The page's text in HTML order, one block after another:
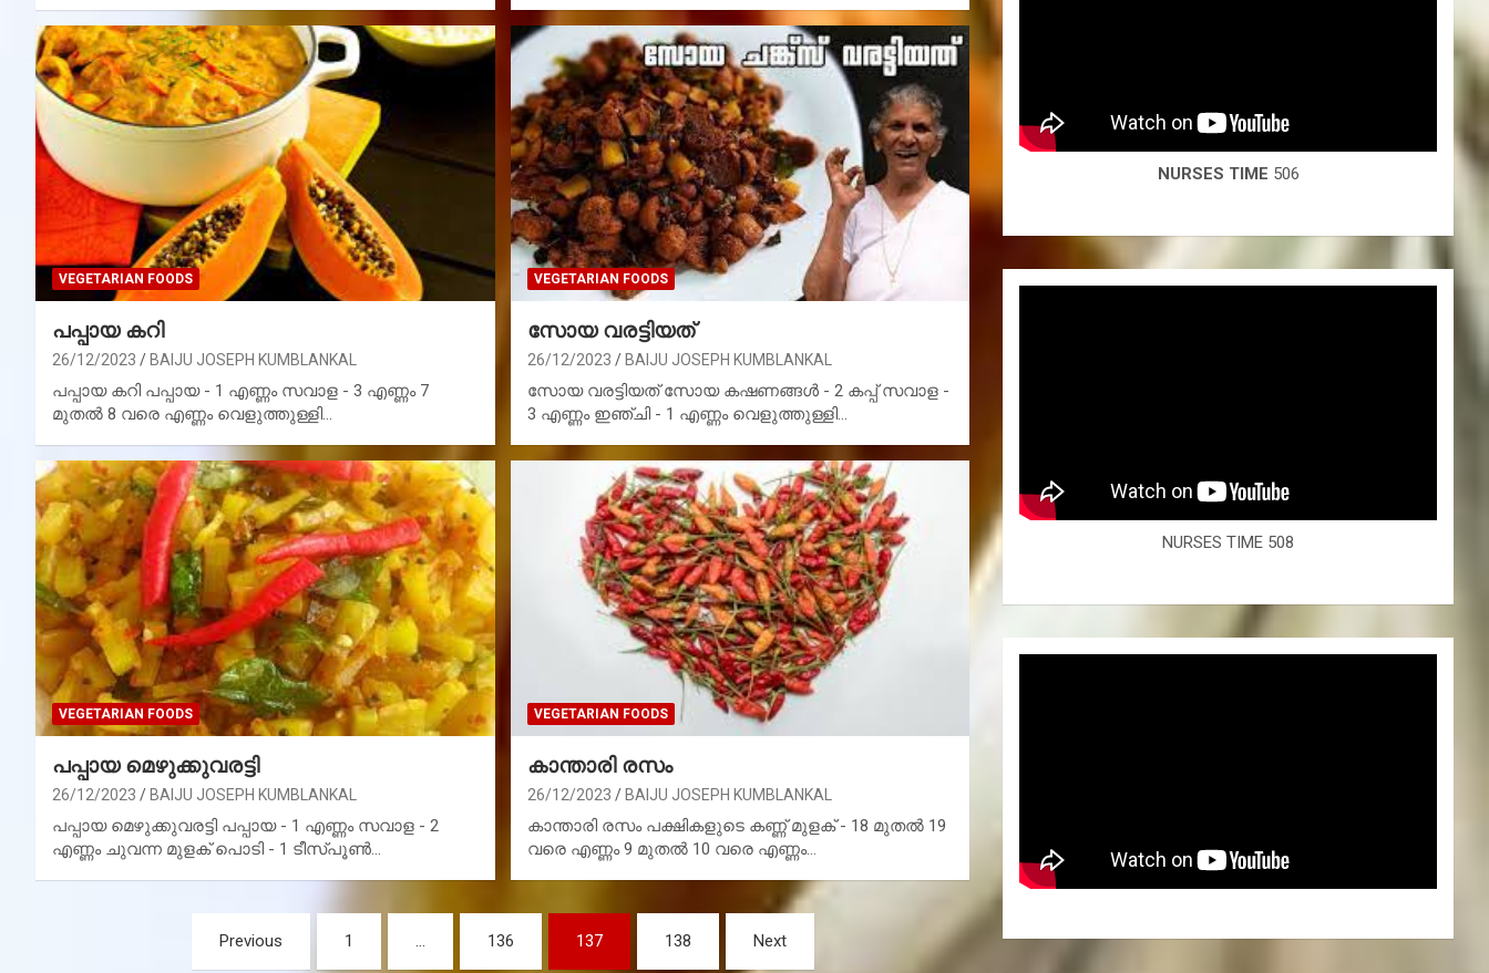
VEGETARIAN FOODS
പപ്പായ കറി
26/12/2023 BAIJU JOSEPH KUMBLANKAL
പപ്പായ കറി പപ്പായ - 1 എണ്ണം സവാള - 3 എണ്ണം 7
മുതൽ 8 വരെ എണ്ണം വെളുത്തുള്ളി…
VEGETARIAN FOODS
സോയ വരട്ടിയത്
26/12/2023 BAIJU JOSEPH KUMBLANKAL
സോയ വരട്ടിയത് സോയ കഷണങ്ങൾ - 2 കപ്പ് സവാള -
3 എണ്ണം ഇഞ്ചി - 1 എണ്ണം വെളുത്തുള്ളി…
VEGETARIAN FOODS
പപ്പായ മെഴുക്കുവരട്ടി
26/12/2023 BAIJU JOSEPH KUMBLANKAL
പപ്പായ മെഴുക്കുവരട്ടി പപ്പായ - 1 എണ്ണം സവാള - 2
എണ്ണം ചുവന്ന മുളക് പൊടി - 1 ടീസ്പൂൺ…
VEGETARIAN FOODS
കാന്താരി രസം
26/12/2023 BAIJU JOSEPH KUMBLANKAL
കാന്താരി രസം പക്ഷികളുടെ കണ്ണ് മുളക് - 18 മുതൽ 19
വരെ എണ്ണം 9 മുതൽ 10 വരെ എണ്ണം…
Previous 1 136 137 138 Next
NURSES TIME 506
NURSES TIME 508